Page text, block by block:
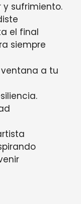
y sufrimiento.
el final
siempre
a tu